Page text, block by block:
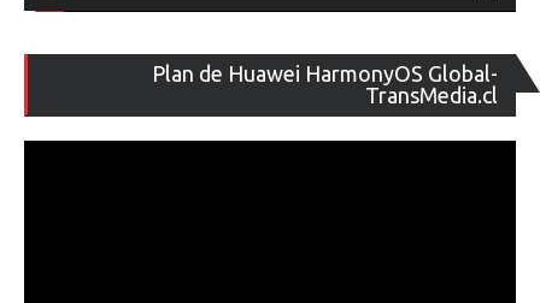
Plan de Huawei HarmonyOS Global-
TransMedia.cl
de